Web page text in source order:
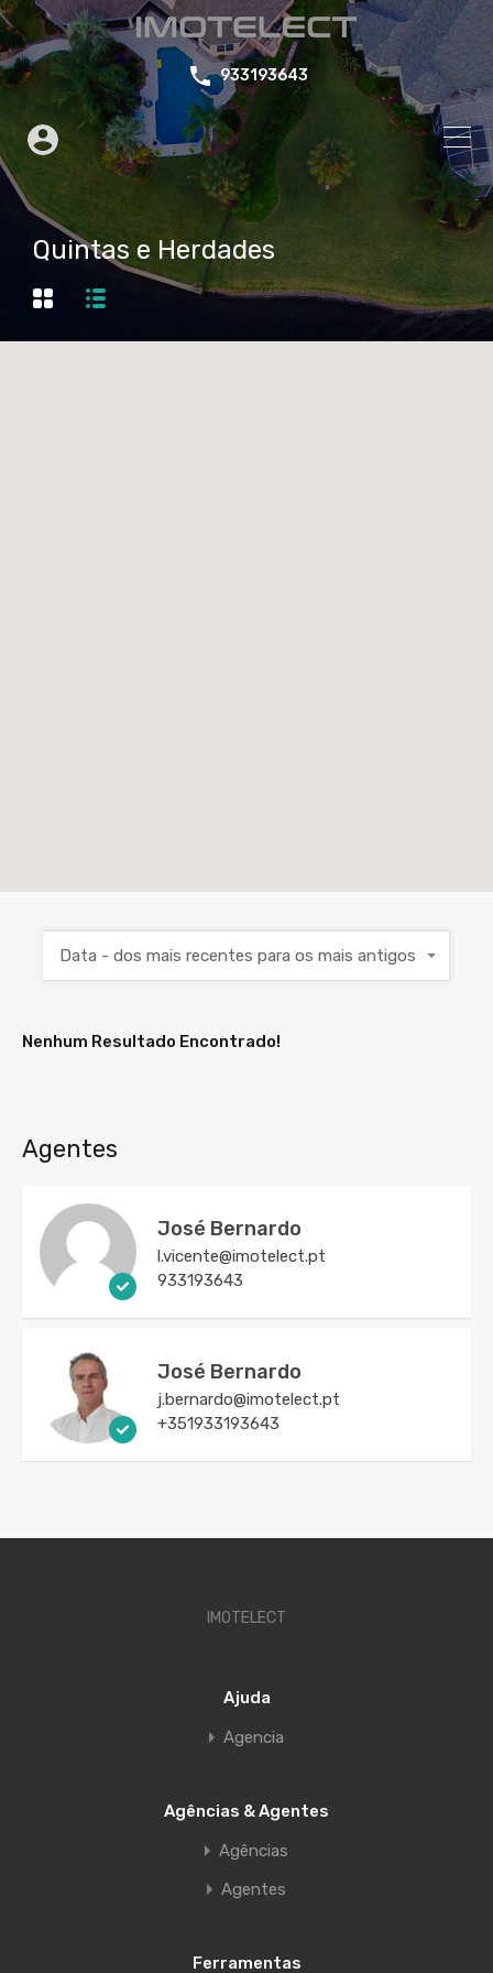
933193643
Quintas e Herdades
Data - dos mais recentes para os mais antigos
Nenhum Resultado Encontrado!
Agentes
José Bernardo
l.vicente@imotelect.pt
933193643
José Bernardo
j.bernardo@imotelect.pt
+351933193643
IMOTELECT
Ajuda
Agencia
Agências & Agentes
Agências
Agentes
Ferramentas